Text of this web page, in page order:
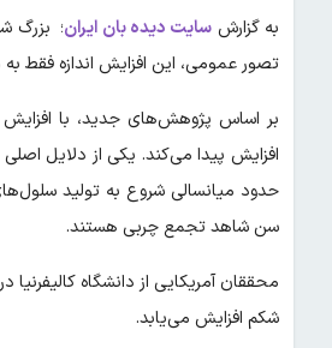
به گزارش سایت دیده بان ایران؛ بزرگ
تصور عمومی، این افزایش اندازه فقط
بر اساس پژوهش‌های جدید، با
افزایش پیدا می‌کند. یکی از دلایل
حدود میانسالی شروع به تولید
سن شاهد تجمع چربی هستند.
محققان آمریکایی از دانشگاه
شکم افزایش می‌یابد.